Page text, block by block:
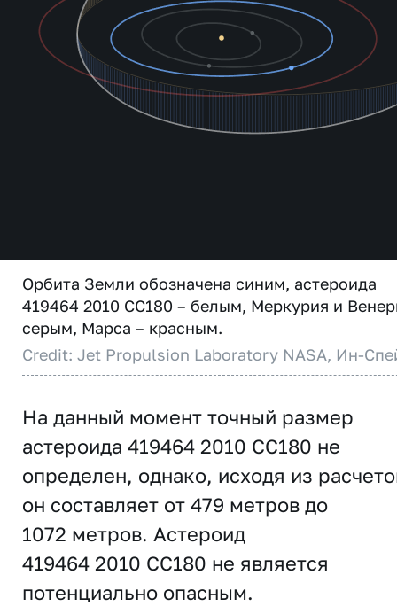
Орбита Земли обозначена синим, астероида
419464 2010 CC180 – белым, Меркурия и
серым, Марса – красным.
Credit: Jet Propulsion Laboratory NASA, Ин-
На данный момент точный размер
астероида 419464 2010 CC180 не
определен, однако, исходя из
он составляет от 479 метров до
1072 метров. Астероид
419464 2010 CC180 не является
потенциально опасным.